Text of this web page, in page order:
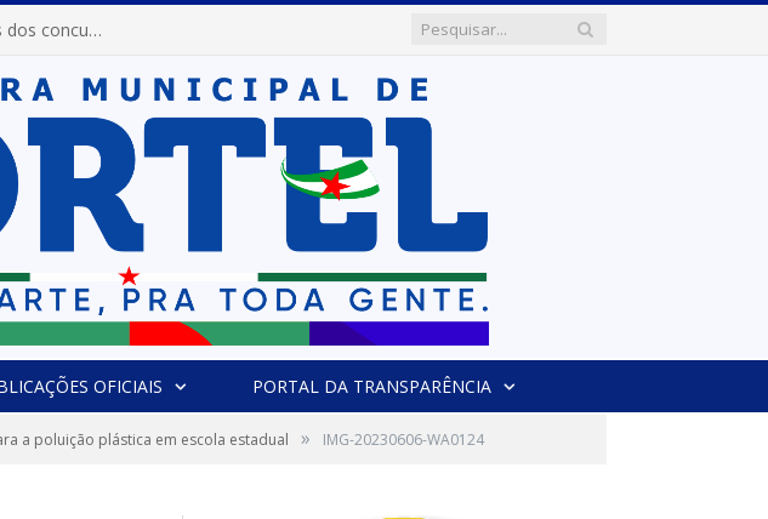
Prefeitura de Portel prorroga inscrições e altera horários dos concursos “Musa” e “Miss Mix Verão 2026”
OFICIAIS PORTAL DA TRANSPARÊNCIA
a poluição plástica em escola estadual » IMG-20230606-WA0124